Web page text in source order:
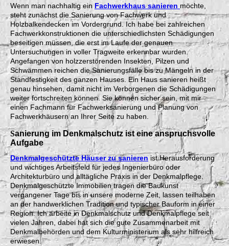
Wenn man nachhaltig ein Fachwerkhaus sanieren möchte,
steht zunächst die Sanierung von Fachwerk und
Holzbalkendecken im Vordergrund. Ich habe bei zahlreichen
Fachwerkkonstruktionen die unterschiedlichsten Schädigungen
beseitigen müssen, die erst im Laufe der genauen
Untersuchungen in voller Tragweite erkennbar wurden.
Angefangen von holzzerstörenden Insekten, Pilzen und
Schwämmen reichen die Sanierungsfälle bis zu Mängeln in der
Standfestigkeit des ganzen Hauses. Ein Haus sanieren heißt
genau hinsehen, damit nicht im Verborgenen die Schädigungen
weiter fortschreiten können. Sie können sicher sein, mit mir
einen Fachmann für Fachwerksanierung und Planung von
Fachwerkhäusern an Ihrer Seite zu haben.
Sanierung im Denkmalschutz ist eine anspruchsvolle
Aufgabe
Denkmalgeschützte Häuserzu sanierenist Herausforderung
und wichtiges Arbeitsfeld für jedes Ingenierbüro oder
Architekturbüro und alltägliche Praxis in der Denkmalpflege.
Denkmalgeschützte Immobilien tragen die Baukunst
vergangener Tage bis in unsere moderne Zeit, lassen teilhaben
an der handwerklichen Tradition und typischer Bauform in einer
Region. Ich arbeite in Denkmalschutz und Denkmalpflege seit
vielen Jahren, dabei hat sich die gute Zusammenarbeit mit
Denkmalbehörden und dem Kulturministerium als sehr hilfreich
erwiesen.